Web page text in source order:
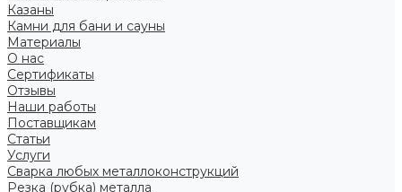
Казаны
Камни для бани и сауны
Материалы
О нас
Сертификаты
Отзывы
Наши работы
Поставщикам
Статьи
Услуги
Сварка любых металлоконструкций
Резка (рубка) металла